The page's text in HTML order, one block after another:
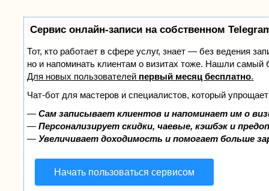
Сервис онлайн-записи на собственном
Тот, кто работает в сфере услуг, знает — без ведения
но и напоминать клиентам о визитах тоже. Нашли
Для новых пользователей первый месяц бесплатно.
Чат-бот для мастеров и специалистов, который
—Сам записывает клиентов и напоминает им о
—Персонализирует скидки, чаевые, кэшбэк и
—Увеличивает доходимость и помогает больше
Начать пользоваться сервисом